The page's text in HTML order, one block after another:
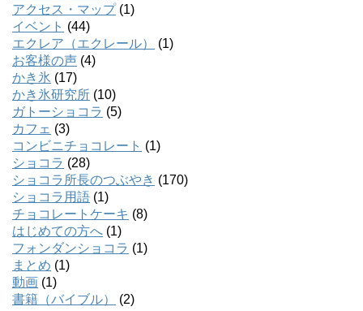
アクセス・マップ(1)
イベント (44)
エクレア（エクレール）
(1)
お客様の声 (4)
かき氷 (17)
かき氷研究所 (10)
ガトーショコラ (5)
カフェ (3)
コンビニチョコレート (1)
ショコラ (28)
ショコラ所長のつぶやき (170)
ショコラ用語 (1)
チョコレートケーキ (8)
はじめての方へ (1)
フォンダンショコラ (1)
まとめ (1)
動画 (1)
書籍（バイブル）
(2)